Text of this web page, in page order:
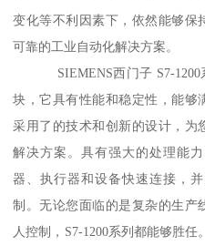
变化等不利因素下，依然能够保
可靠的工业自动化解决方案。
SIEMENS西门子 S7-1200系
块，它具有性能和稳定性，能够
采用了的技术和创新的设计，为
解决方案。具有强大的处理能
器、执行器和设备快速连接，
制。无论您面临的是复杂的生产
人控制，S7-1200系列都能够胜任